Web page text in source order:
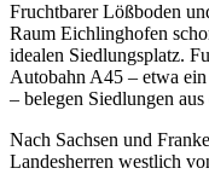
Fruchtbarer Lößboden
Raum Eichlinghofen
idealen Siedlungsplatz.
Autobahn A45 – etwa
– belegen Siedlungen
Nach Sachsen und
Landesherren westlich